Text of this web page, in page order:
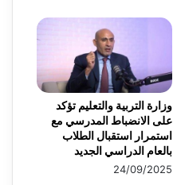
وزارة التربية والتعليم تؤكد
على الانضباط المدرسي مع
استمرار استقبال الطلاب
بالعام الدراسي الجديد
24/09/2025